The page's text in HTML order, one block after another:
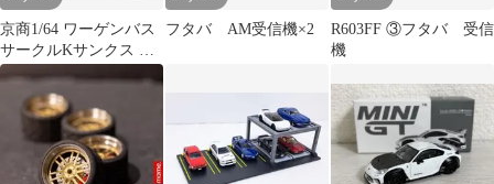
京商1/64 ワーゲンバス
サークルKサンクス 限
定 非売品
フタバ AM受信機×2
R603FF ③フタバ 受信
機